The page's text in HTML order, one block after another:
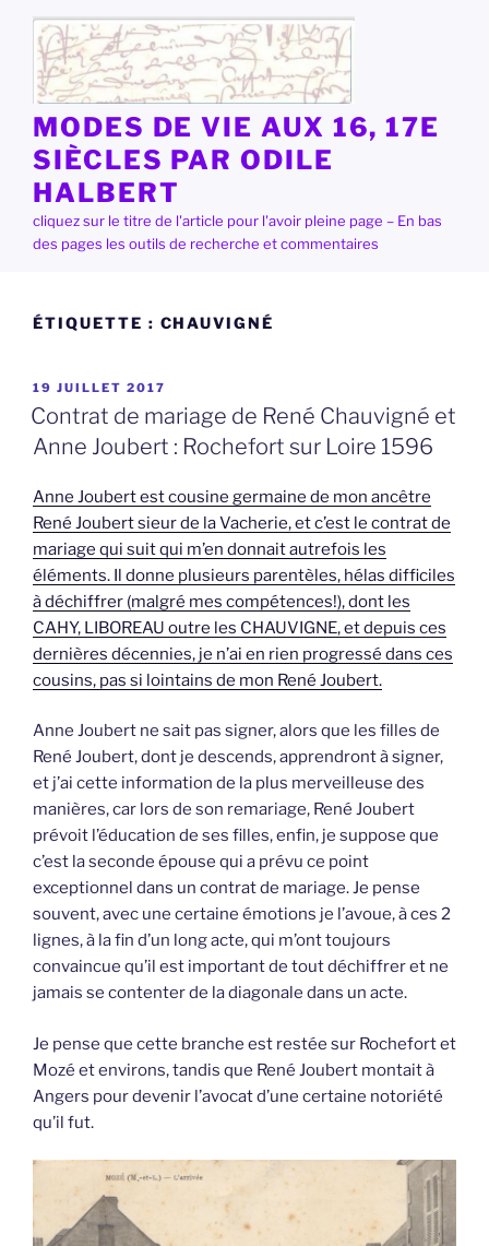
contenu
principal
MODES DE VIE AUX 16, 17E
SIÈCLES PAR ODILE
HALBERT
cliquez sur le titre de l'article pour l'avoir pleine page – En bas
des pages les outils de recherche et commentaires
ÉTIQUETTE : CHAUVIGNÉ
PUBLIÉ
LE
19 JUILLET 2017
Contrat de mariage de René Chauvigné et
Anne Joubert : Rochefort sur Loire 1596
Anne Joubert est cousine germaine de mon ancêtre
René Joubert sieur de la Vacherie, et c’est le contrat de
mariage qui suit qui m’en donnait autrefois les
éléments. Il donne plusieurs parentèles, hélas difficiles
à déchiffrer (malgré mes compétences!), dont les
CAHY, LIBOREAU outre les CHAUVIGNE, et depuis ces
dernières décennies, je n’ai en rien progressé dans ces
cousins, pas si lointains de mon René Joubert.
Anne Joubert ne sait pas signer, alors que les filles de
René Joubert, dont je descends, apprendront à signer,
et j’ai cette information de la plus merveilleuse des
manières, car lors de son remariage, René Joubert
prévoit l’éducation de ses filles, enfin, je suppose que
c’est la seconde épouse qui a prévu ce point
exceptionnel dans un contrat de mariage. Je pense
souvent, avec une certaine émotions je l’avoue, à ces 2
lignes, à la fin d’un long acte, qui m’ont toujours
convaincue qu’il est important de tout déchiffrer et ne
jamais se contenter de la diagonale dans un acte.
Je pense que cette branche est restée sur Rochefort et
Mozé et environs, tandis que René Joubert montait à
Angers pour devenir l’avocat d’une certaine notoriété
qu’il fut.